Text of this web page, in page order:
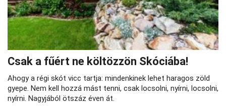
Csak a fűért ne költözzön Skóciába!
Ahogy a régi skót vicc tartja: mindenkinek lehet haragos zöld
gyepe. Nem kell hozzá mást tenni, csak locsolni, nyírni, locsolni,
nyírni. Nagyjából ötszáz éven át.